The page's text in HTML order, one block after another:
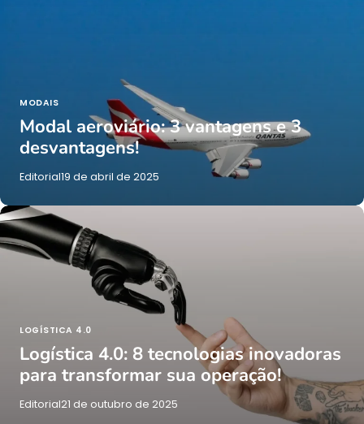
MODAIS
Modal aeroviário: 3 vantagens e 3
desvantagens!
Editorial19 de abril de 2025
LOGÍSTICA 4.0
Logística 4.0: 8 tecnologias inovadoras
para transformar sua operação!
Editorial21 de outubro de 2025